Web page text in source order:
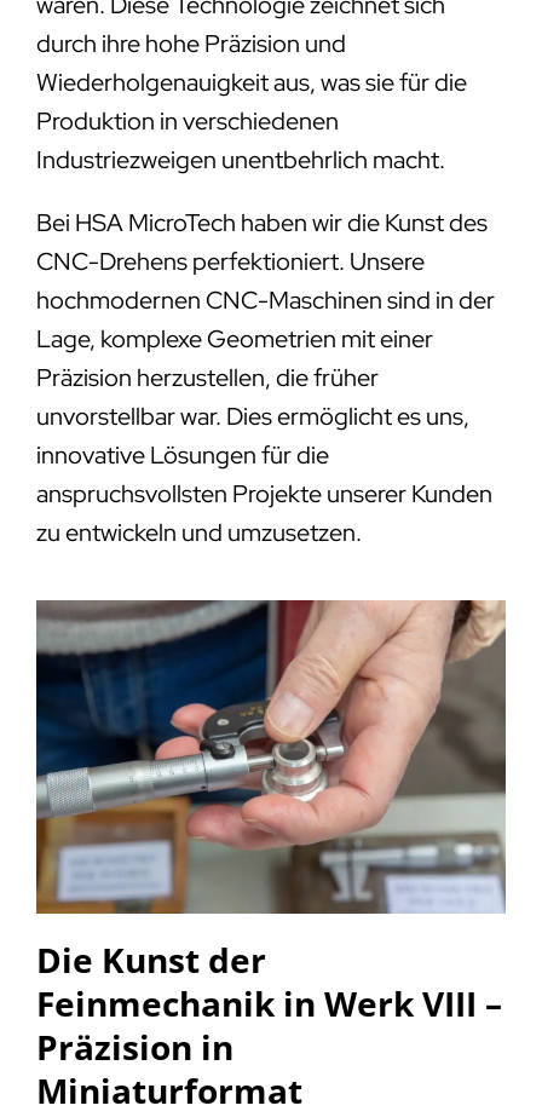
durch ihre hohe Präzision und
Wiederholgenauigkeit aus, was sie für die
Produktion in verschiedenen
Industriezweigen unentbehrlich macht.
Bei HSA MicroTech haben wir die Kunst des
CNC-Drehens perfektioniert. Unsere
hochmodernen CNC-Maschinen sind in der
Lage, komplexe Geometrien mit einer
Präzision herzustellen, die früher
unvorstellbar war. Dies ermöglicht es uns,
innovative Lösungen für die
anspruchsvollsten Projekte unserer Kunden
zu entwickeln und umzusetzen.
Die Kunst der
Feinmechanik in Werk VIII –
Präzision in
Miniaturformat